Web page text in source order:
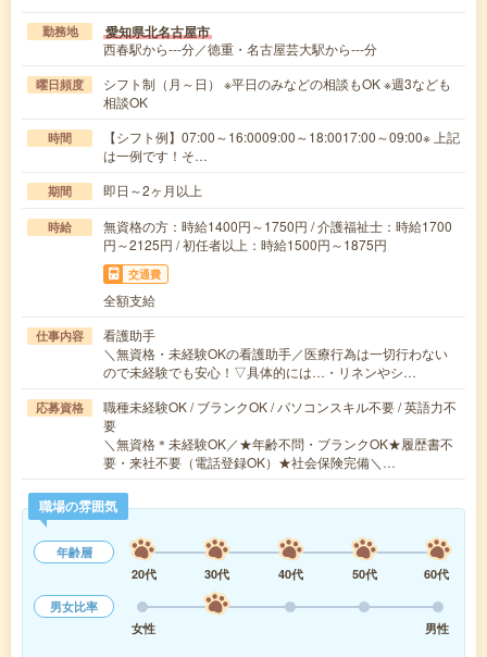
勤務地 愛知県北名古屋市
西春駅から---分／徳重・名古屋芸大駅から---分
曜日頻度
シフト制（月～日） ※平日のみなどの相談もOK ※週3なども
相談OK
時間
【シフト例】07:00～16:0009:00～18:0017:00～09:00※ 上記
は一例です！そ…
期間 即日～2ヶ月以上
時給
無資格の方：時給1400円～1750円 / 介護福祉士：時給1700
円～2125円 / 初任者以上：時給1500円～1875円
交通費
全額支給
仕事内容
看護助手
＼無資格・未経験OKの看護助手／医療行為は一切行わない
ので未経験でも安心！▽具体的には…・リネンやシ…
応募資格
職種未経験OK / ブランクOK / パソコンスキル不要 / 英語力不
要
＼無資格＊未経験OK／★年齢不問・ブランクOK★履歴書不
要・来社不要（電話登録OK）★社会保険完備＼…
職場の雰囲気
年齢層
20代
30代 40代 50代
60代
男女比率
女性
男性